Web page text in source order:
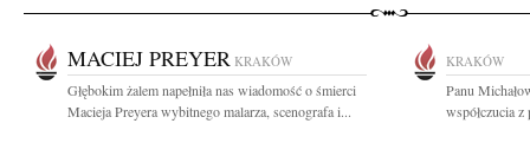
MACIEJ PREYER KRAKÓW
Głębokim żalem napełniła nas wiadomość o śmierci
Macieja Preyera wybitnego malarza, scenografa i...
KRAKÓW
Panu
współczucia